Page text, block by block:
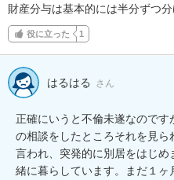
財産分与は基本的には半分ずつ分
役に立った 1
はるはる さん
正確にいうと不倫未遂なので
の相談をしたところそれを見ら
言われ、突発的に別居をはじ
緒に暮らしています。まだ１